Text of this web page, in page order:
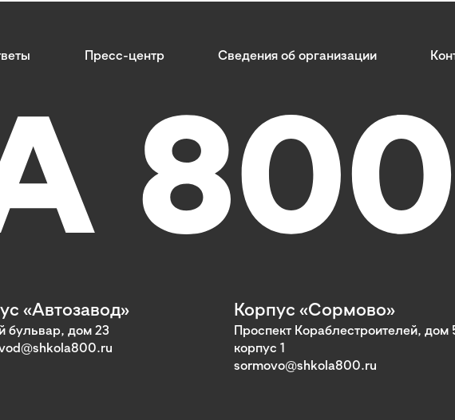
Пресс-центр Сведения об организации
«Автозавод»
дом 23
Корпус «Сормово»
Проспект Кораблестроителей, дом
корпус 1
sormovo@shkola800.ru